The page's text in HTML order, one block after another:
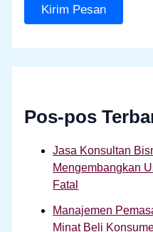
Kirim Pesan
Pos-pos
Jasa Konsultan
Mengembangkan
Fatal
Manajemen
Minat Beli